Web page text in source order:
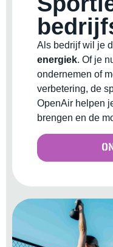
Als bedrijf wil je
energiek. Of je
ondernemen of
verbetering, de
OpenAir helpen
brengen en de